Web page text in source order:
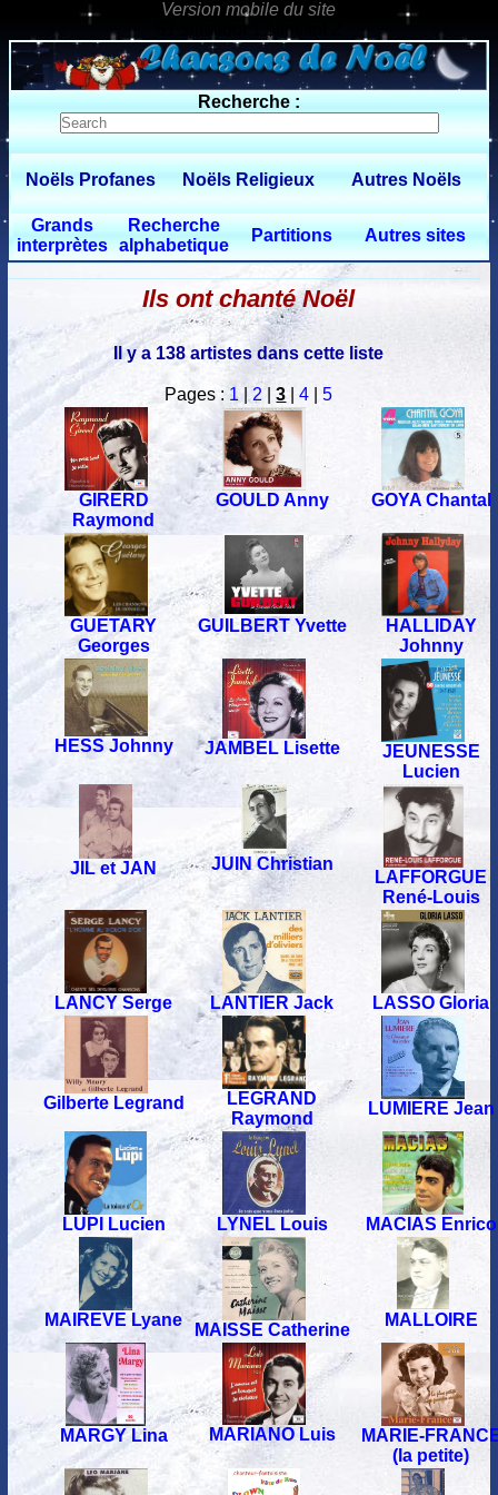
61 $limitbot 1 $limittot 2
Recherche :
Noëls Profanes Noëls Religieux Autres Noëls
Grands
interprètes
Recherche
alphabetique
Partitions Autres sites
Ils ont chanté Noël
Il y a 138 artistes dans cette liste
Pages : 1|2 |3 |4 |5
GIRERD
Raymond
GOULD Anny GOYA Chantal
GUETARY
Georges
GUILBERT Yvette
HALLIDAY
Johnny
HESS Johnny JAMBEL Lisette
JEUNESSE
Lucien
JIL et JAN JUIN Christian
LAFFORGUE
René-Louis
LANCY Serge LANTIER Jack LASSO Gloria
Gilberte Legrand
LEGRAND
Raymond
LUMIERE Jean
LUPI Lucien LYNEL Louis MACIAS Enrico
MAIREVE Lyane
MAISSE Catherine
MALLOIRE
MARGY Lina MARIANO Luis
MARIE-
(la petite)